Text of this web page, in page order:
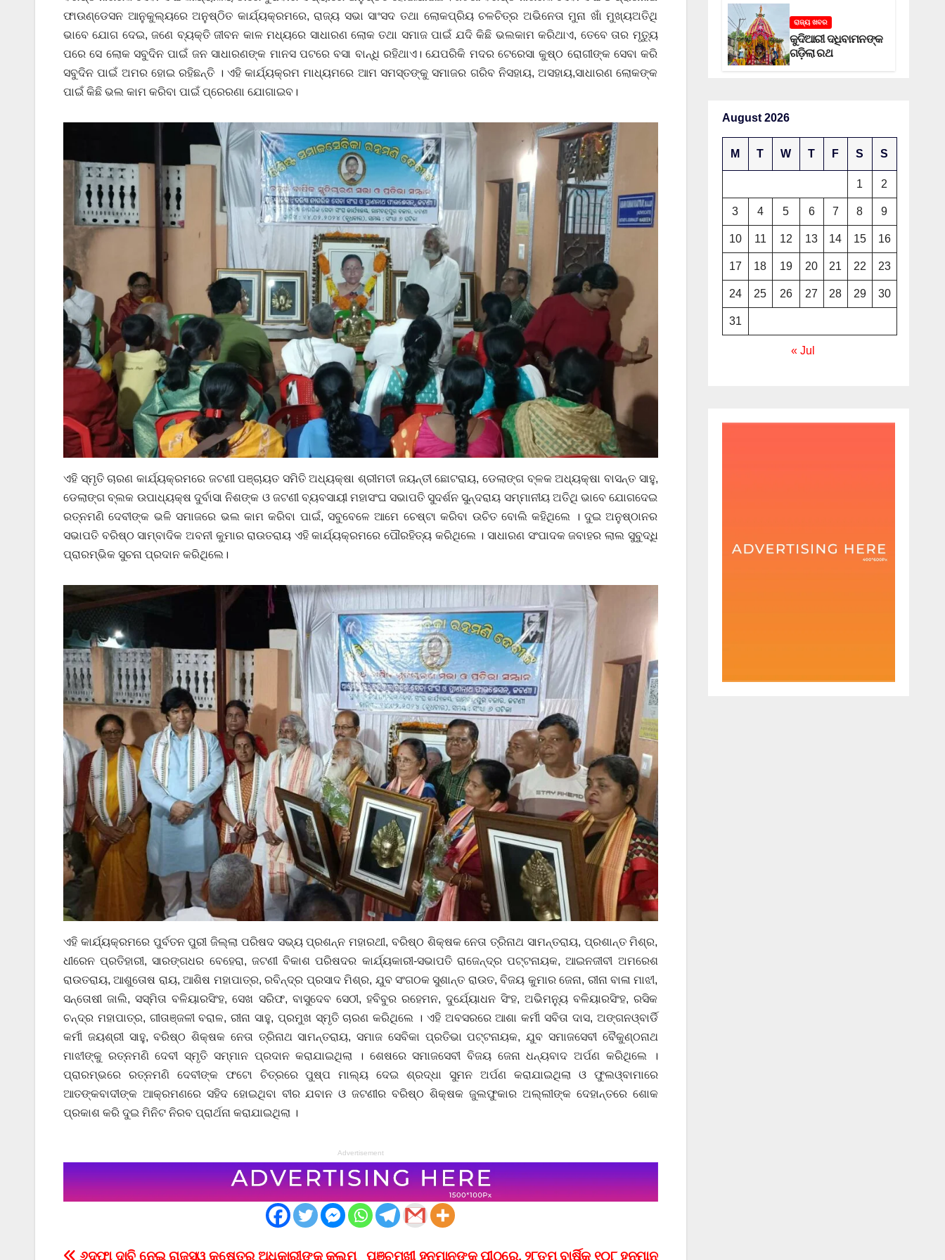
ଫାଉଣ୍ଡେସନ ଆନୁକୁଲ୍ୟରେ ଅନୁଷ୍ଠିତ କାର୍ଯ୍ୟକ୍ରମରେ, ରାଜ୍ୟ ସଭା ସାଂସଦ ତଥା ଲୋକପ୍ରିୟ ଚଳଚିତ୍ର ଅଭିନେତା ମୁନା ଖାଁ ମୁଖ୍ୟଅତିଥି
ଭାବେ ଯୋଗ ଦେଇ, ଜଣେ ବ୍ୟକ୍ତି ଜୀବନ କାଳ ମଧ୍ୟରେ ସାଧାରଣ ଲୋକ ତଥା ସମାଜ ପାଇଁ ଯଦି କିଛି ଭଲକାମ କରିଥାଏ, ତେବେ ତାର ମୃତ୍ୟୁ
ପରେ ସେ ଲୋକ ସବୁଦିନ ପାଇଁ ଜନ ସାଧାରଣଙ୍କ ମାନସ ପଟରେ ବସା ବାନ୍ଧି ରହିଥାଏ। ଯେପରିକି ମଦର ଟେରେସା କୁଷ୍ଠ ରୋଗୀଙ୍କ ସେବା କରି
ସବୁଦିନ ପାଇଁ ଅମର ହୋଇ ରହିଛନ୍ତି । ଏହି କାର୍ଯ୍ୟକ୍ରମ ମାଧ୍ୟମରେ ଆମ ସମସ୍ତଙ୍କୁ ସମାଜର ଗରିବ ନିସହାୟ, ଅସହାୟ,ସାଧାରଣ ଲୋକଙ୍କ
ପାଇଁ କିଛି ଭଲ କାମ କରିବା ପାଇଁ ପ୍ରେରଣା ଯୋଗାଇବ।
ଏହି ସ୍ମୃତି ଚାରଣ କାର୍ଯ୍ୟକ୍ରମରେ ଜଟଣୀ ପଞ୍ଚାୟତ ସମିତି ଅଧ୍ୟକ୍ଷା ଶ୍ରୀମତୀ ଜୟନ୍ତୀ ଛୋଟରାୟ, ଡେଲାଙ୍ଗ ବ୍ଳକ ଅଧ୍ୟକ୍ଷା ବାସନ୍ତ ସାହୁ,
ଡେଲାଙ୍ଗ ବ୍ଲକ ଉପାଧ୍ୟକ୍ଷ ଦୁର୍ବାସା ନିଶଙ୍କ ଓ ଜଟଣୀ ବ୍ୟବସାୟୀ ମହାସଂଘ ସଭାପତି ସୁଦର୍ଶନ ସୁନ୍ଦରାୟ ସମ୍ମାନୀୟ ଅତିଥି ଭାବେ ଯୋଗଦେଇ
ରତ୍ନମଣି ଦେବୀଙ୍କ ଭଳି ସମାଜରେ ଭଲ କାମ କରିବା ପାଇଁ, ସବୁବେଳେ ଆମେ ଚେଷ୍ଟା କରିବା ଉଚିତ ବୋଲି କହିଥିଲେ । ଦୁଇ ଅନୁଷ୍ଠାନର
ସଭାପତି ବରିଷ୍ଠ ସାମ୍ବାଦିକ ଅବନୀ କୁମାର ରାଉତରାୟ ଏହି କାର୍ଯ୍ୟକ୍ରମରେ ପୌରହିତ୍ୟ କରିଥିଲେ । ସାଧାରଣ ସଂପାଦକ ଜବାହର ଲାଲ ସୁବୁଦ୍ଧି
ପ୍ରାରମ୍ଭିକ ସୁଚନା ପ୍ରଦାନ କରିଥିଲେ।
ଏହି କାର୍ଯ୍ୟକ୍ରମରେ ପୁର୍ବତନ ପୁରୀ ଜିଲ୍ଲା ପରିଷଦ ସଭ୍ୟ ପ୍ରଶନ୍ନ ମହାରଥୀ, ବରିଷ୍ଠ ଶିକ୍ଷକ ନେତା ତ୍ରିନାଥ ସାମନ୍ତରାୟ, ପ୍ରଶାନ୍ତ ମିଶ୍ର,
ଧୀରେନ ପ୍ରତିହାରୀ, ସାରଙ୍ଗଧର ବେହେରା, ଜଟଣୀ ବିକାଶ ପରିଷଦର କାର୍ଯ୍ୟକାରୀ-ସଭାପତି ରାଜେନ୍ଦ୍ର ପଟ୍ଟନାୟକ, ଆଇନଜୀବୀ ଅମରେଶ
ରାଉତରାୟ, ଆଶୁତୋଷ ରାୟ, ଆଶିଷ ମହାପାତ୍ର, ରବିନ୍ଦ୍ର ପ୍ରସାଦ ମିଶ୍ର, ଯୁବ ସଂଗଠକ ସୁଶାନ୍ତ ରାଉତ, ବିଜୟ କୁମାର ଜେନା, ରୀନା ବାଳା ମାଝୀ,
ସନ୍ତୋଷୀ ଜାଲି, ସସ୍ମିତା ବଳିୟାରସିଂହ, ସେଖ ସରିଫ, ବାସୁଦେବ ସେଠୀ, ହବିବୁର ରହେମନ, ଦୁର୍ଯ୍ୟୋଧନ ସିଂହ, ଅଭିମନ୍ୟୁ ବଳିୟାରସିଂହ, ରସିକ
ଚନ୍ଦ୍ର ମହାପାତ୍ର, ଗୀତାଞ୍ଜଳୀ ବରାଳ, ରୀନା ସାହୁ, ପ୍ରମୁଖ ସ୍ମୃତି ଚାରଣ କରିଥିଲେ । ଏହି ଅବସରରେ ଆଶା କର୍ମୀ ସବିତା ଦାସ, ଅଙ୍ଗନଓ୍ବାର୍ଡି
କର୍ମୀ ଜୟଶ୍ରୀ ସାହୁ, ବରିଷ୍ଠ ଶିକ୍ଷକ ନେତା ତ୍ରିନାଥ ସାମନ୍ତରାୟ, ସମାଜ ସେବିକା ପ୍ରତିଭା ପଟ୍ଟନାୟକ, ଯୁବ ସମାଜସେବୀ ବୈକୁଣ୍ଠନାଥ
ମାଝୀଙ୍କୁ ରତ୍ନମଣି ଦେବୀ ସ୍ମୃତି ସମ୍ମାନ ପ୍ରଦାନ କରାଯାଇଥିଲା । ଶେଷରେ ସମାଜସେବୀ ବିଜୟ ଜେନା ଧନ୍ୟବାଦ ଅର୍ପଣ କରିଥିଲେ ।
ପ୍ରାରମ୍ଭରେ ରତ୍ନମଣି ଦେବୀଙ୍କ ଫଟୋ ଚିତ୍ରରେ ପୁଷ୍ପ ମାଲ୍ୟ ଦେଇ ଶ୍ରଦ୍ଧା ସୁମନ ଅର୍ପଣ କରାଯାଇଥିଲା ଓ ଫୁଲଓ୍ବାମାରେ
ଆତଙ୍କବାଦୀଙ୍କ ଆକ୍ରମଣରେ ସହିଦ ହୋଇଥିବା ବୀର ଯବାନ ଓ ଜଟଣୀର ବରିଷ୍ଠ ଶିକ୍ଷକ ଜୁଲଫୁକାର ଅଲ୍ଲୀଙ୍କ ଦେହାନ୍ତରେ ଶୋକ
ପ୍ରକାଶ କରି ଦୁଇ ମିନିଟ ନିରବ ପ୍ରାର୍ଥନା କରାଯାଇଥିଲା ।
Advertisement
ପଞ୍ଚମୁଖୀ ହନୁମାନଙ୍କ ପୀଠରେ, ୨୮ତମ ବାର୍ଷିକ ୧୦୮ ହନୁମାନ
୬ଦଫା ଦାବି ନେଇ ରାଜସ୍ୱ କ୍ଷେତ୍ର ଅଧିକାରୀଙ୍କ କଲମ
ରାଜ୍ୟ ଖବର
କୁଦିଆରୀ ଦଧିବାମନଙ୍କ
ଗଡ଼ିଲା ରଥ
August 2026
M T W T F S S
1 2
3 4 5 6 7 8 9
10 11 12 13 14 15 16
17 18 19 20 21 22 23
24 25 26 27 28 29 30
31
« Jul